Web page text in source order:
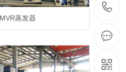
MVR蒸发器